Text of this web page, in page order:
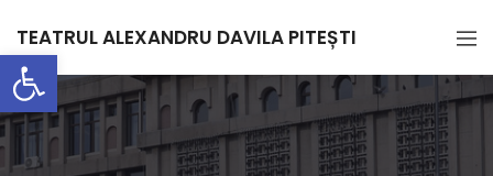
Deschide bara de unelte
TEATRUL ALEXANDRU DAVILA PITEȘTI